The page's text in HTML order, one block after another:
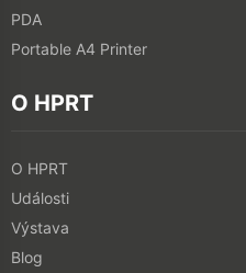
PDA
Portable A4 Printer
O HPRT
O HPRT
Události
Výstava
Blog